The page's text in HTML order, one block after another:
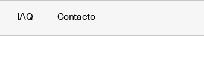
IAQ Contacto